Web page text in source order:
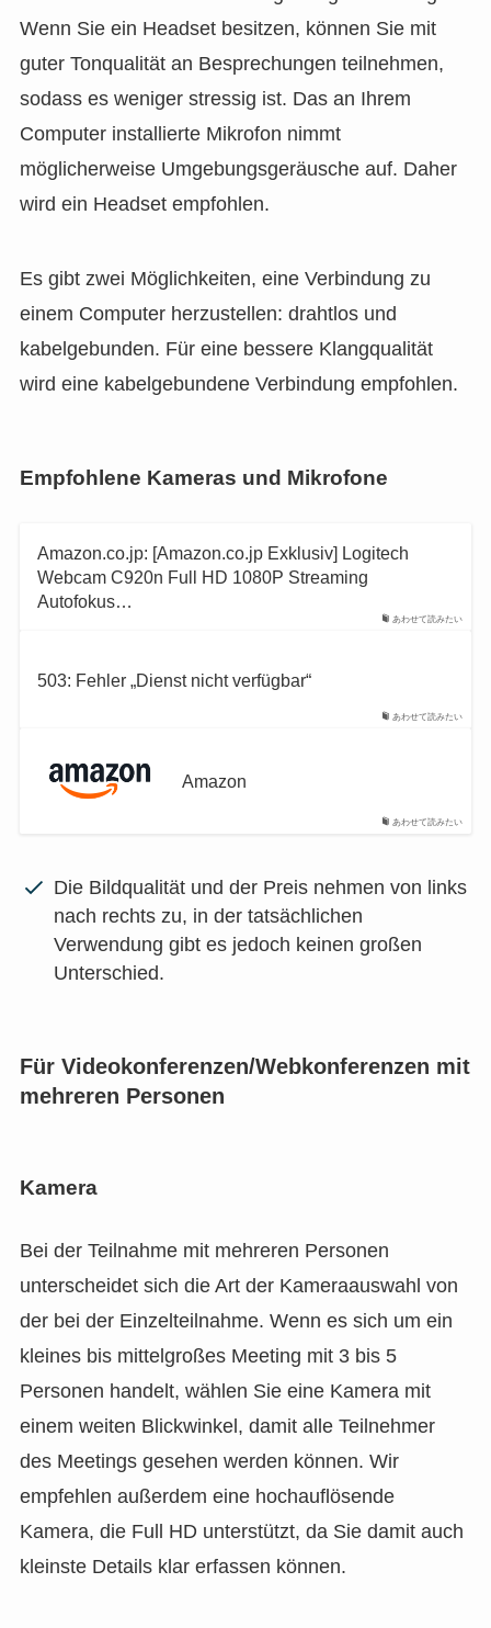
Wenn Sie ein Headset besitzen, können Sie mit
guter Tonqualität an Besprechungen teilnehmen,
sodass es weniger stressig ist. Das an Ihrem
Computer installierte Mikrofon nimmt
möglicherweise Umgebungsgeräusche auf. Daher
wird ein Headset empfohlen.
Es gibt zwei Möglichkeiten, eine Verbindung zu
einem Computer herzustellen: drahtlos und
kabelgebunden. Für eine bessere Klangqualität
wird eine kabelgebundene Verbindung empfohlen.
Empfohlene Kameras und Mikrofone
あわせて読みたい
Amazon.co.jp: [Amazon.co.jp Exklusiv] Logitech
Webcam C920n Full HD 1080P Streaming
Autofokus…
あわせて読みたい
503: Fehler „Dienst nicht verfügbar“
あわせて読みたい
Amazon
Die Bildqualität und der Preis nehmen von links
nach rechts zu, in der tatsächlichen
Verwendung gibt es jedoch keinen großen
Unterschied.
Für Videokonferenzen/Webkonferenzen mit
mehreren Personen
Kamera
Bei der Teilnahme mit mehreren Personen
unterscheidet sich die Art der Kameraauswahl von
der bei der Einzelteilnahme. Wenn es sich um ein
kleines bis mittelgroßes Meeting mit 3 bis 5
Personen handelt, wählen Sie eine Kamera mit
einem weiten Blickwinkel, damit alle Teilnehmer
des Meetings gesehen werden können. Wir
empfehlen außerdem eine hochauflösende
Kamera, die Full HD unterstützt, da Sie damit auch
kleinste Details klar erfassen können.